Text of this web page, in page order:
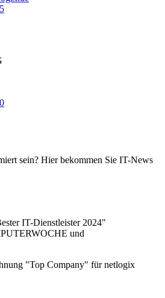
sein? Hier bekommen Sie IT-News